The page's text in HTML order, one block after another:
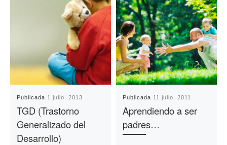
Publicada 1 julio, 2013
TGD (Trastorno
Generalizado del
Desarrollo)
Publicada 11 julio, 2011
Aprendiendo a ser
padres…